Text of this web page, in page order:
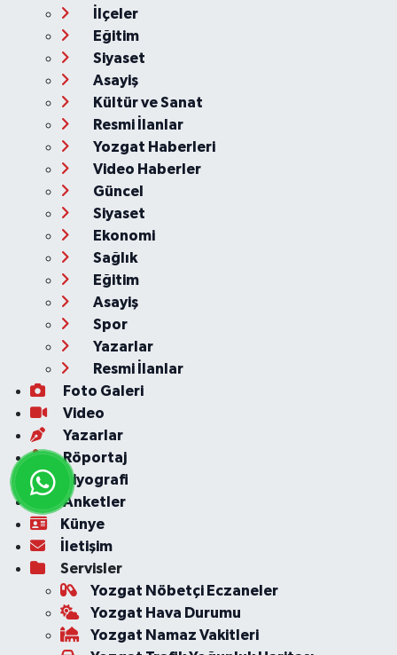
İlçeler
Eğitim
Siyaset
Asayiş
Kültür ve Sanat
Resmi İlanlar
Yozgat Haberleri
Video Haberler
Güncel
Siyaset
Ekonomi
Sağlık
Eğitim
Asayiş
Spor
Yazarlar
Resmi İlanlar
Foto Galeri
Video
Yazarlar
Röportaj
Biyografi
Anketler
Künye
İletişim
Servisler
Yozgat Nöbetçi Eczaneler
Yozgat Hava Durumu
Yozgat Namaz Vakitleri